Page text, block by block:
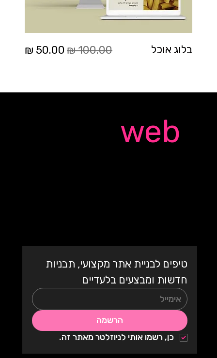
בלוג אוכל מחיר רגיל מחיר מבצע
web
חדשות ומבצעים בלעדיים
הרשמה
כן, רשמו אותי לניוזלטר מאתר זה.